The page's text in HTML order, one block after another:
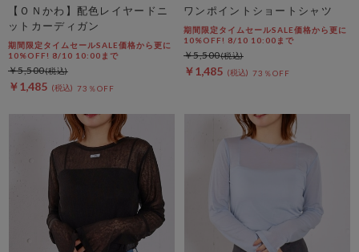
【ＯＮかわ】配色レイヤードニ
ットカーディガン
期間限定タイムセールSALE価格から更に
10%OFF! 8/10 10:00まで
￥1,485 73％OFF
￥5,500
ワンポイントショートシャツ
期間限定タイムセールSALE価格から更に
10%OFF! 8/10 10:00まで
￥1,485 73％OFF
￥5,500